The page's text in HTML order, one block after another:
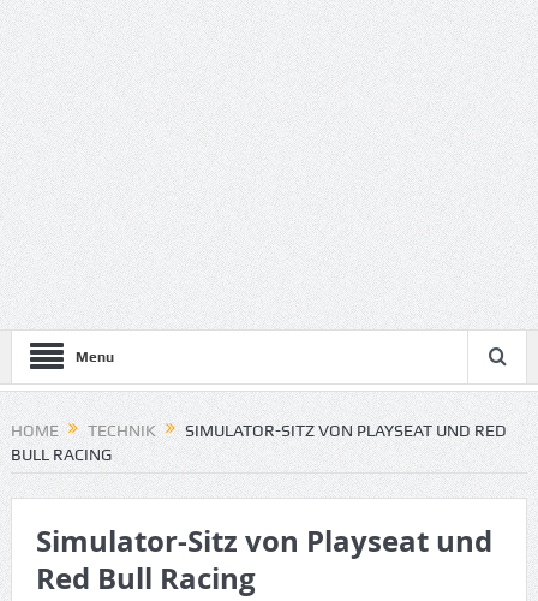
Menu
HOME TECHNIK
SIMULATOR-SITZ VON PLAYSEAT UND RED
BULL RACING
Simulator-Sitz von Playseat und
Red Bull Racing